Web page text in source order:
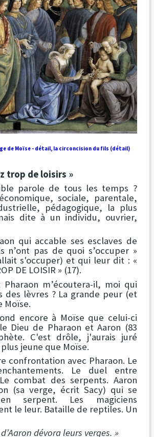
de Moïse - détail, la circoncision du fils (détail)
trop de loisirs »
parole de tous les temps ?
sociale, parentale,
pédagogique, la plus
dite à un individu, ouvrier,
qui accable ses esclaves de
n’ont pas de quoi s’occuper »
s'occuper) et qui leur dit : «
DE LOISIR » (17).
Pharaon m’écoutera-il, moi qui
des lèvres ? La grande peur (et
Moïse.
encore à Moïse que celui-ci
Dieu de Pharaon et Aaron (83
C'est drôle, j'aurais juré
jeune que Moïse.
confrontation avec Pharaon. Le
Le duel entre
combat des serpents. Aaron
(sa verge, écrit Sacy) qui se
serpent. Les magiciens
le leur. Bataille de reptiles. Un
dévora leurs verges. »